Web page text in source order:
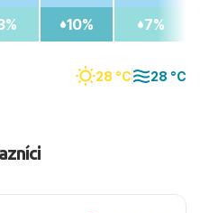
28 °C 28 °C
10% 7%